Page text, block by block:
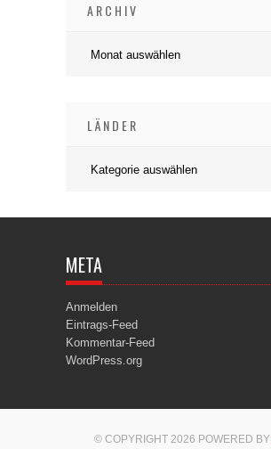
ARCHIV
LÄNDER
META
Anmelden
Eintrags-Feed
Kommentar-Feed
WordPress.org
© COPYRIGHT 2026 POWERED BY